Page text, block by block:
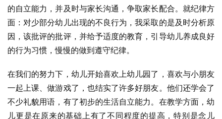
的自立能力，并及时与家长沟通，争取家长配合。就纪律方
面：对少部分幼儿出现的不良行为，我采取的是及时分析原
因，该批评的批评，并给予适度的教育，引导幼儿养成良好
的行为习惯，慢慢的做到遵守纪律。
在我们的努力下，幼儿开始喜欢上幼儿园了，喜欢与小朋友
一起上课、做游戏了，也结实了许多好朋友。他们还学会了
不少礼貌用语，有了初步的生活自立能力。在教学方面，幼
儿更是在原来的基础上有了不同程度的提高，特别是念儿